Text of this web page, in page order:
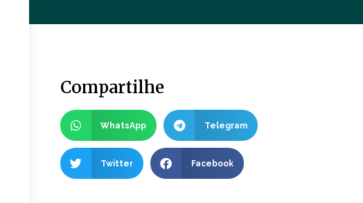
Compartilhe
WhatsApp Telegram
Twitter Facebook